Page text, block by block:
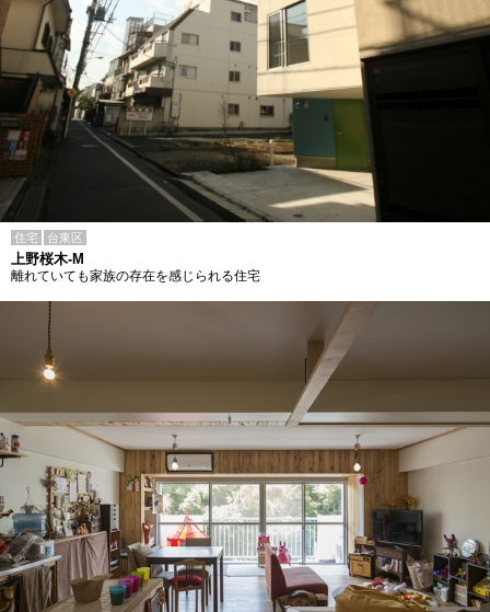
住宅 台東区
上野桜木-M
離れていても家族の存在を感じられる住宅